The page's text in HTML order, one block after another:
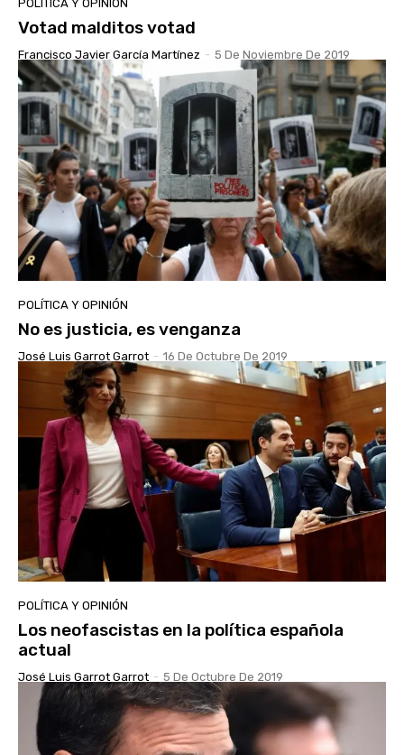
POLÍTICA Y OPINIÓN
Votad malditos votad
Francisco Javier García Martínez - 5 De Noviembre De 2019
POLÍTICA Y OPINIÓN
No es justicia, es venganza
José Luis Garrot Garrot - 16 De Octubre De 2019
POLÍTICA Y OPINIÓN
Los neofascistas en la política española
actual
José Luis Garrot Garrot - 5 De Octubre De 2019